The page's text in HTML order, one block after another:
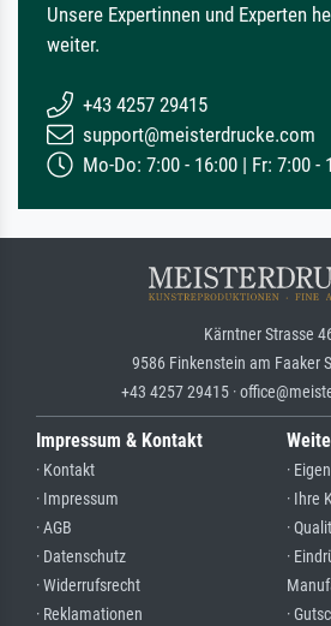
Unsere Expertinnen und Experten
weiter.
+43 4257 29415
support@meisterdrucke.com
Mo-Do: 7:00 - 16:00 | Fr: 7:00 -
Kärntner Strasse
9586 Finkenstein am Faaker
+43 4257 29415 ·
Impressum & Kontakt
· Kontakt
· Impressum
· AGB
· Datenschutz
· Widerrufsrecht
· Reklamationen
·
· Ihre
·
·
·